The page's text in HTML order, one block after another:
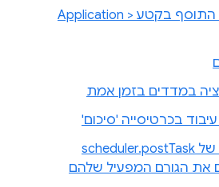
ניהול האחסון של התוסף בקטע Application >
במדדים בזמן אמת
בכרטיסייה 'סיכום'
תמיכה באירועים של scheduler.postTask
את הגורם המפעיל שלהם